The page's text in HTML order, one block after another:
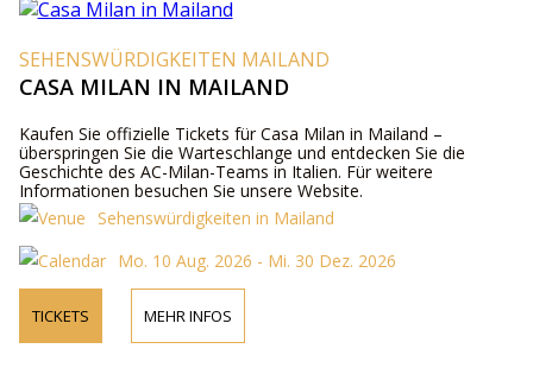
SEHENSWÜRDIGKEITEN MAILAND
CASA MILAN IN MAILAND
Kaufen Sie offizielle Tickets für Casa Milan in Mailand –
überspringen Sie die Warteschlange und entdecken Sie die
Geschichte des AC-Milan-Teams in Italien. Für weitere
Informationen besuchen Sie unsere Website.
Sehenswürdigkeiten in Mailand
Mo. 10 Aug. 2026 - Mi. 30 Dez. 2026
TICKETS MEHR INFOS